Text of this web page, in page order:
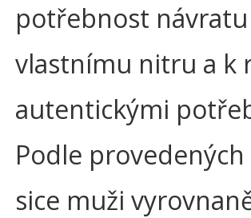
potřebnost
vlastnímu nitru a k
autentickými
Podle
sice muži